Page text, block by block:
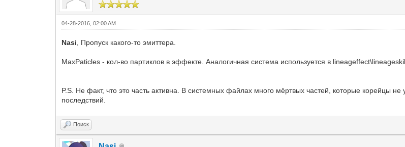
EventID_14=22225020
MaxParticle_14=100
;사냥꾼 마을
EventID_15=23205020
MaxParticle_15=100
EventID_16=23215020
EventID_17=23245020
MaxParticle_17=100
;아덴 성 마을
MaxParticle_18=100
;신탁의 섬 지역
EventID_19=24235020
04-28-2016, 02:00 AM
Nasi , Пропуск какого-то эмиттера.
MaxPaticles - кол-во партиклов в эффекте. Аналогичная система используется в
P.S. Не факт, что это часть активна. В системных файлах много мёртвых частей, которые корейцы
последствий.
Поиск